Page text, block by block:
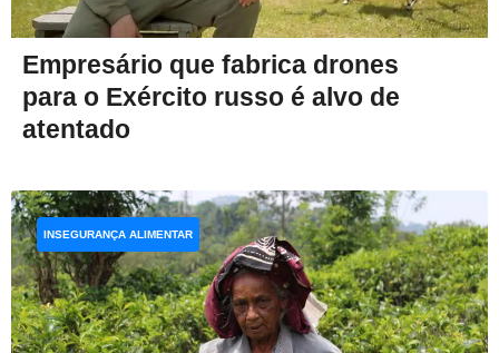
Empresário que fabrica drones
para o Exército russo é alvo de
atentado
INSEGURANÇA ALIMENTAR